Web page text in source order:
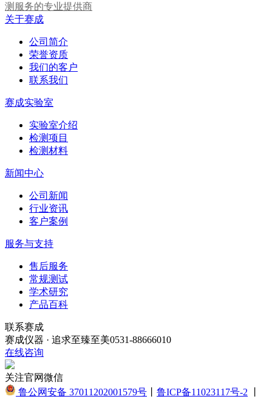
测服务的专业提供商
关于赛成
公司简介
荣誉资质
我们的客户
联系我们
赛成实验室
实验室介绍
检测项目
检测材料
新闻中心
公司新闻
行业资讯
客户案例
服务与支持
售后服务
常规测试
学术研究
产品百科
联系赛成
赛成仪器 · 追求至臻至美0531-88666010
在线咨询
关注官网微信
鲁公网安备 37011202001579号
鲁ICP备11023117号-2